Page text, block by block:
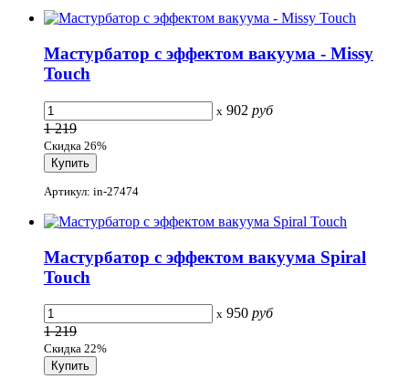
Мастурбатор с эффектом вакуума - Missy
Touch
x 902 руб
1 219
Скидка 26%
Артикул: in-27474
Мастурбатор с эффектом вакуума Spiral
Touch
x 950 руб
1 219
Скидка 22%